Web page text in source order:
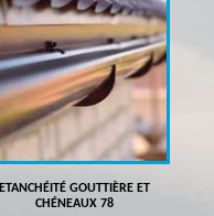
ETANCHÉITÉ GOUTTIÈRE ET
CHÉNEAUX 78